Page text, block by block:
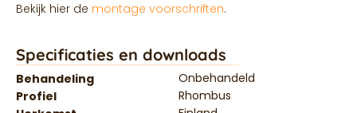
Bekijk hier de montage voorschriften.
Specificaties en downloads
Behandeling
Onbehandeld
Profiel
Rhombus